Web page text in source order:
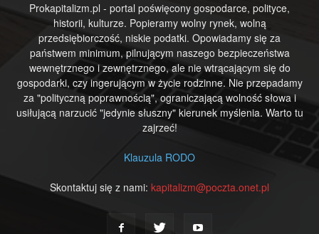
Prokapitalizm.pl - portal poświęcony gospodarce, polityce,
historii, kulturze. Popieramy wolny rynek, wolną
przedsiębiorczość, niskie podatki. Opowiadamy się za
państwem minimum, pilnującym naszego bezpieczeństwa
wewnętrznego i zewnętrznego, ale nie wtrącającym się do
gospodarki, czy ingerującym w życie rodzinne. Nie przepadamy
za "polityczną poprawnością", ograniczającą wolność słowa i
usiłującą narzucić "jedynie słuszny" kierunek myślenia. Warto tu
zajrzeć!
Klauzula RODO
Skontaktuj się z nami: kapitalizm@poczta.onet.pl